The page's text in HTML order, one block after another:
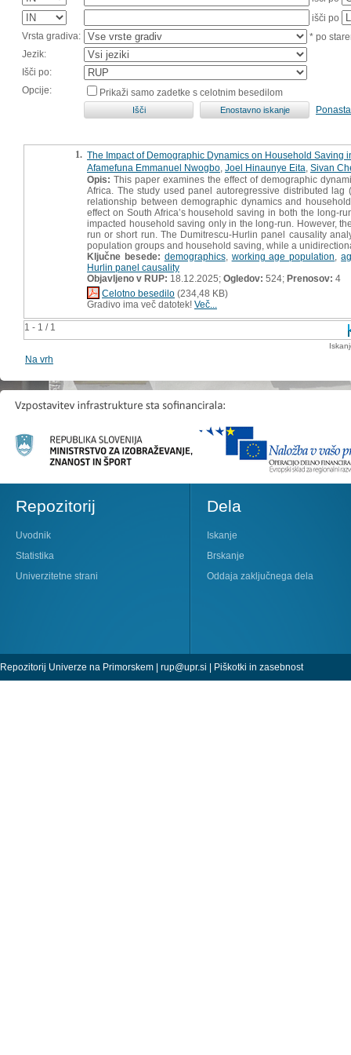
išči po
Vrsta gradiva:
* po
Jezik:
Išči po:
Opcije:
Prikaži samo zadetke s celotnim besedilom
1 - 1 / 1
1. The Impact of Demographic Dynamics on Household Saving
Afamefuna Emmanuel Nwogbo Joel Hinaunye Eita Sivan
Opis: This paper examines the effect of demographic
Africa. The study used panel autoregressive distributed
relationship between demographic dynamics and
effect on South Africa’s household saving in both the long-
impacted household saving only in the long-run. However,
run or short run. The Dumitrescu-Hurlin panel causality
population groups and household saving, while a
Ključne besede: demographics, working age population ,
Hurlin panel causality
Objavljeno v RUP: 18.12.2025; Ogledov: 524; Prenosov: 4
Celotno besedilo (234,48 KB)
Gradivo ima več datotek! Več...
Na vrh
Repozitorij
Uvodnik
Statistika
Univerzitetne strani
Dela
Iskanje
Brskanje
Oddaja zaključnega dela
Repozitorij Univerze na Primorskem | rup@upr.si | Piškotki in zasebnost